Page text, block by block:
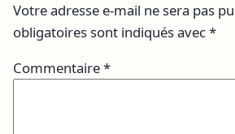
Votre adresse e-mail ne sera pas
obligatoires sont indiqués avec*
Commentaire*